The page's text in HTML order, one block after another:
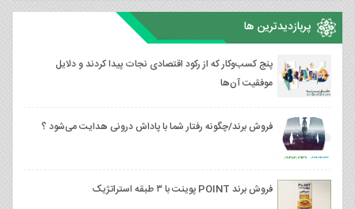
پربازدیدترین ها
پنج کسب‌وکار که از رکود اقتصادی نجات پیدا کردند و دلایل
موفقیت آن‌ها
فروش برند/چگونه رفتار شما با پاداش درونی هدایت می‌شود ؟
فروش برند POINT پوينت با ۳ طبقه استراتژیک